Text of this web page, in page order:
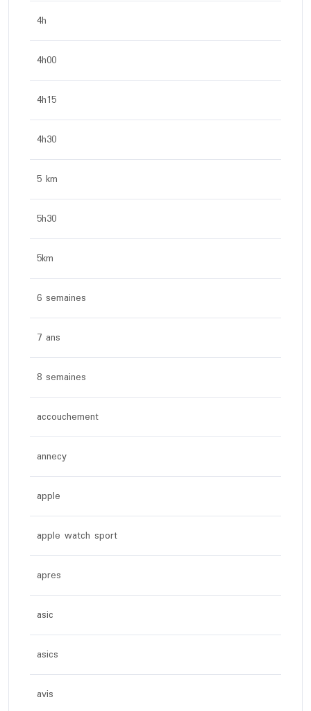
4h
4h00
4h15
4h30
5 km
5h30
5km
6 semaines
7 ans
8 semaines
accouchement
annecy
apple
apple watch sport
apres
asic
asics
avis